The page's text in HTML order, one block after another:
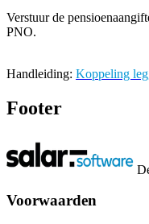
Verstuur de
PNO.
Handleiding: Koppeling
Footer
Voorwaarden